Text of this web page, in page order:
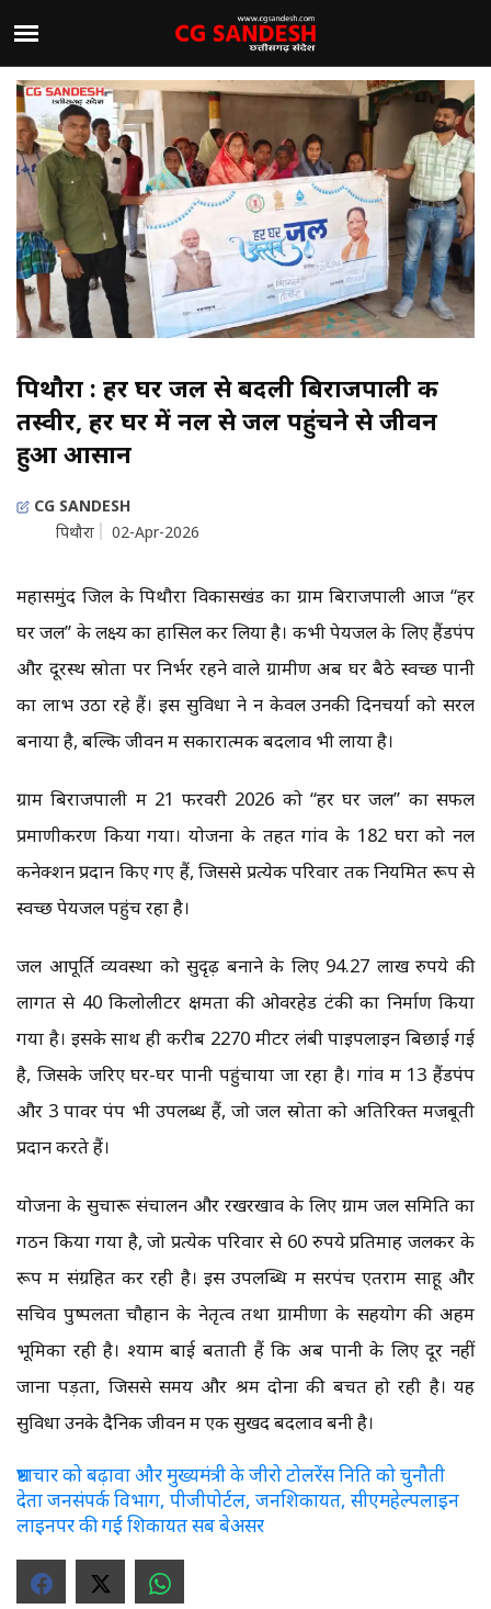
पिथौरा : हर घर जल से बदली बिराजपाली की
तस्वीर, हर घर में नल से जल पहुंचने से जीवन
हुआ आसान
CG SANDESH
पिथौरा
02-Apr-2026
महासमुंद जिलें के पिथौरा विकासखंड का ग्राम बिराजपाली आज “हर
घर जल” के लक्ष्य का हासिल कर लिया है। कभी पेयजल के लिए हैंडपंप
और दूरस्थ स्रोतों पर निर्भर रहने वाले ग्रामीण अब घर बैठे स्वच्छ पानी
का लाभ उठा रहे हैं। इस सुविधा ने न केवल उनकी दिनचर्या को सरल
बनाया है, बल्कि जीवन में सकारात्मक बदलाव भी लाया है।
ग्राम बिराजपाली में 21 फरवरी 2026 को “हर घर जल” का सफल
प्रमाणीकरण किया गया। योजना के तहत गांव के 182 घरों को नल
कनेक्शन प्रदान किए गए हैं, जिससे प्रत्येक परिवार तक नियमित रूप से
स्वच्छ पेयजल पहुंच रहा है।
जल आपूर्ति व्यवस्था को सुदृढ़ बनाने के लिए 94.27 लाख रुपये की
लागत से 40 किलोलीटर क्षमता की ओवरहेड टंकी का निर्माण किया
गया है। इसके साथ ही करीब 2270 मीटर लंबी पाइपलाइन बिछाई गई
है, जिसके जरिए घर-घर पानी पहुंचाया जा रहा है। गांव में 13 हैंडपंप
और 3 पावर पंप भी उपलब्ध हैं, जो जल स्रोतों को अतिरिक्त मजबूती
प्रदान करते हैं।
योजना के सुचारू संचालन और रखरखाव के लिए ग्राम जल समिति का
गठन किया गया है, जो प्रत्येक परिवार से 60 रुपये प्रतिमाह जलकर के
रूप में संग्रहित कर रही है। इस उपलब्धि में सरपंच एतराम साहू और
सचिव पुष्पलता चौहान के नेतृत्व तथा ग्रामीणों के सहयोग की अहम
भूमिका रही है। श्याम बाई बताती हैं कि अब पानी के लिए दूर नहीं
जाना पड़ता, जिससे समय और श्रम दोनों की बचत हो रही है। यह
सुविधा उनके दैनिक जीवन में एक सुखद बदलाव बनी है।
भ्रष्टाचार को बढ़ावा और मुख्यमंत्री के जीरो टोलरेंस निति को चुनौती
देता जनसंपर्क विभाग, पीजीपोर्टल, जनशिकायत, सीएमहेल्पलाइन
लाइनपर की गई शिकायत सब बेअसर